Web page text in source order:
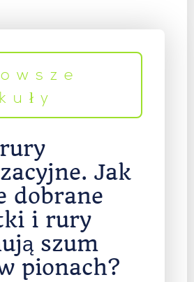
Jak
dobrane
i rury
szum
pionach?